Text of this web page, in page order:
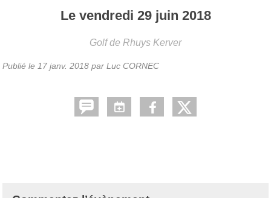
Le vendredi 29 juin 2018
Golf de Rhuys Kerver
Publié le 17 janv. 2018 par Luc CORNEC